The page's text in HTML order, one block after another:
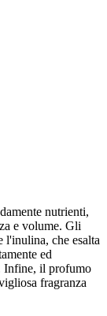
nutrienti,
e volume. Gli
l'inulina, che esalta
ed
Infine, il profumo
fragranza